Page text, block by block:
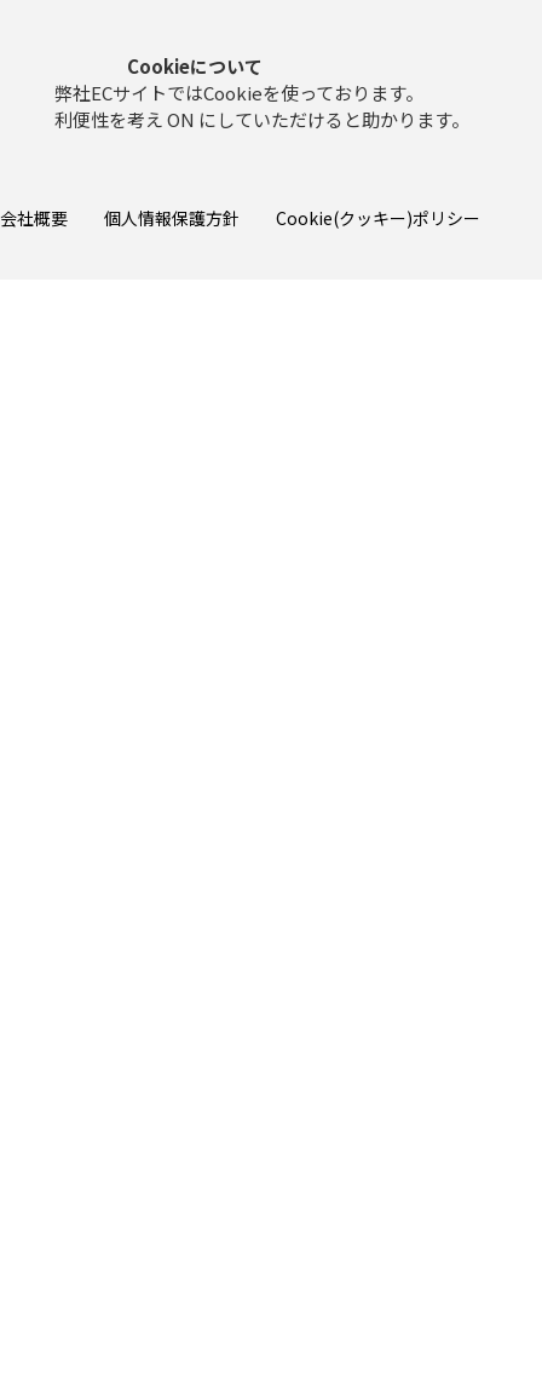
Cookieについて
弊社ECサイトではCookieを使っております。
利便性を考え ON にしていただけると助かります。
会社概要 個人情報保護方針 Cookie(クッキー)ポリシー